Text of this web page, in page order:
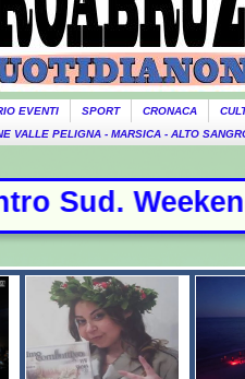
EVENTI SPORT CRONACA
VALLE PELIGNA - MARSICA - ALTO